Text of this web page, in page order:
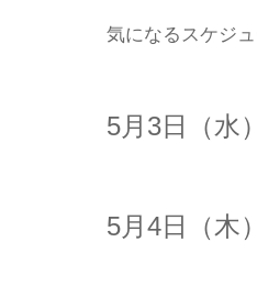
気になるスケジ
5月3日（水
5月4日（木